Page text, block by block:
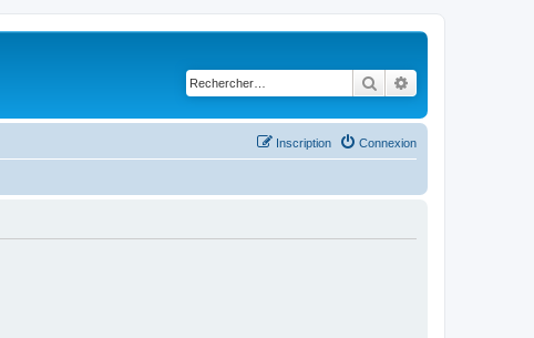
Rechercher
Connexion
Inscription